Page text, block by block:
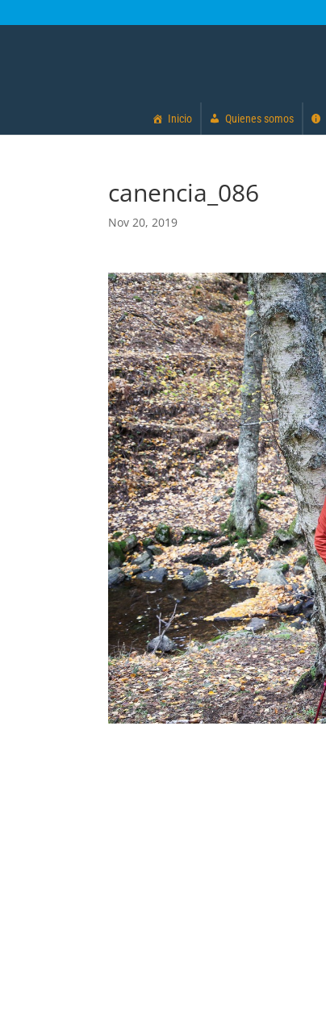
Inicio Quienes somos
canencia_086
Nov 20, 2019